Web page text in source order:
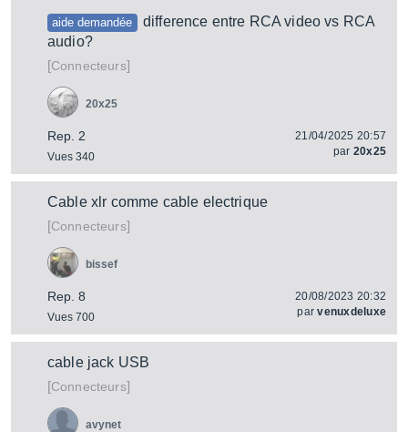
aide demandée
difference entre RCA video vs RCA
audio?
[Connecteurs]
Rep. 2
Vues 340
20x25
21/04/2025 20:57
par 20x25
Cable xlr comme cable electrique
[Connecteurs]
Rep. 8
Vues 700
bissef
20/08/2023 20:32
parvenuxdeluxe
cable jack USB
[Connecteurs]
avynet